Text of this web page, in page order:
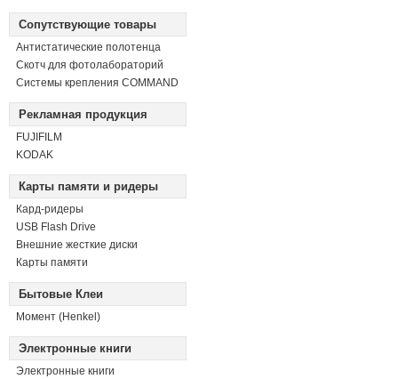
Сопутствующие товары
Антистатические полотенца
Скотч для фотолабораторий
Системы крепления COMMAND
Рекламная продукция
FUJIFILM
KODAK
Карты памяти и ридеры
Кард-ридеры
USB Flash Drive
Внешние жесткие диски
Карты памяти
Бытовые Клеи
Момент (Henkel)
Электронные книги
Электронные книги